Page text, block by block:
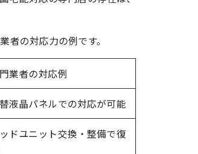
の対応力の例です。
業者の対応例
液晶パネルでの対応が可能
ドユニット交換・整備で復